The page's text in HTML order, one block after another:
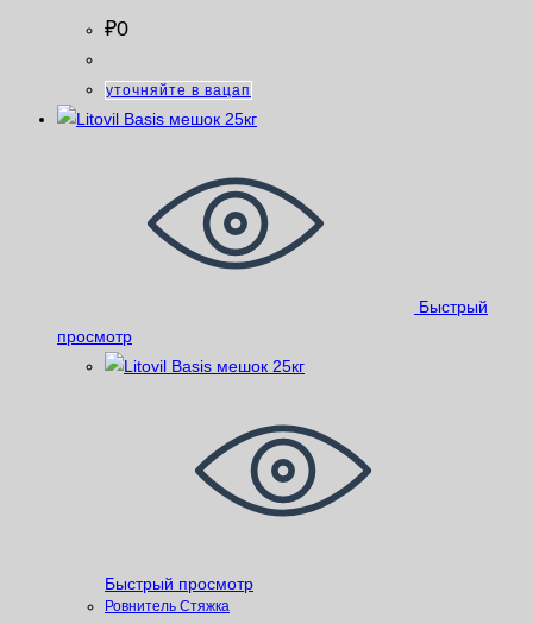
₽0
уточняйте в вацап
Быстрый
просмотр
Быстрый просмотр
Ровнитель Стяжка